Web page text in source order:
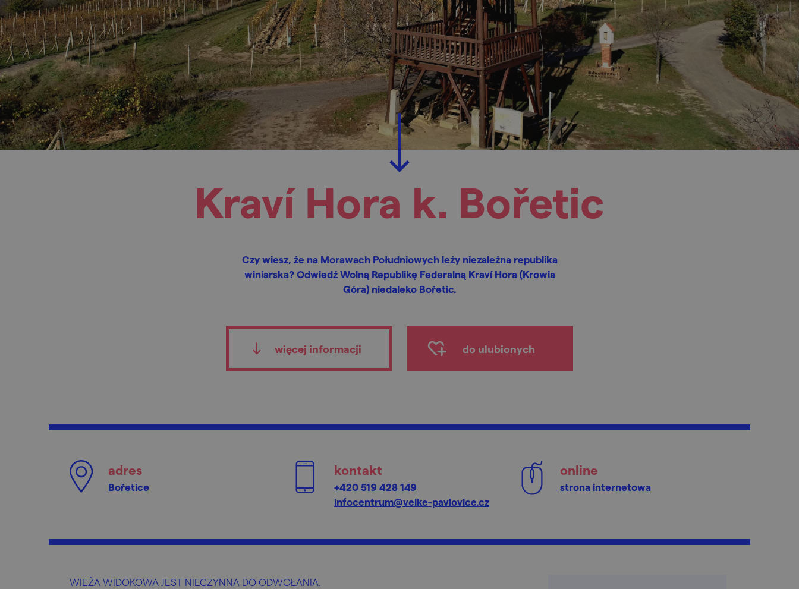
Kraví Hora k. Bořetic
Czy wiesz, że na Morawach Południowych leży niezależna republika
winiarska? Odwiedź Wolną Republikę Federalną Kraví Hora (Krowia
Góra) niedaleko Bořetic.
więcej informacji do ulubionych
adres
Bořetice
kontakt
+420 519 428 149
infocentrum@velke-pavlovice.cz
online
strona internetowa
WIEŻA WIDOKOWA JEST NIECZYNNA DO ODWOŁANIA.